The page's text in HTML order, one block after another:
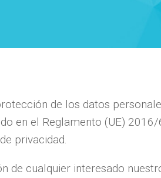
de los datos
en el Reglamento (UE) 2016/
privacidad.
de cualquier interesado